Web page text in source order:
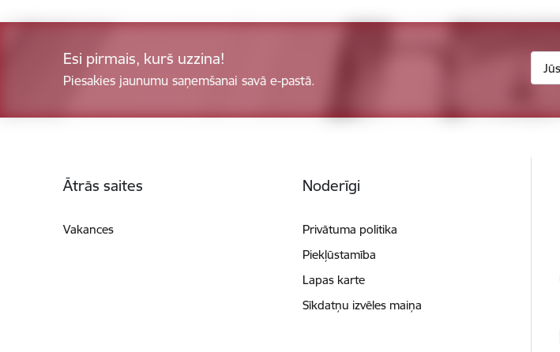
Esi pirmais, kurš uzzina!
Piesakies jaunumu saņemšanai savā e-pastā.
Ātrās saites
Vakances
Noderīgi
Privātuma politika
Piekļūstamība
Lapas karte
Sīkdatņu izvēles maiņa